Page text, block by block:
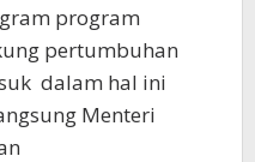
program
pertumbuhan
dalam hal ini
Menteri